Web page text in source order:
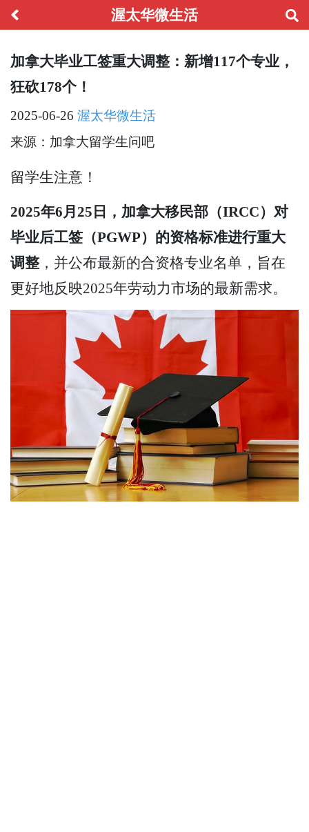
渥太华微生活
加拿大毕业工签重大调整：新增117个专业，
狂砍178个！
2025-06-26 渥太华微生活
来源：加拿大留学生问吧
留学生注意！
2025年6月25日，加拿大移民部（IRCC）对
毕业后工签（PGWP）的资格标准进行重大
调整 ，并公布最新的合资格专业名单，旨在
更好地反映2025年劳动力市场的最新需求。